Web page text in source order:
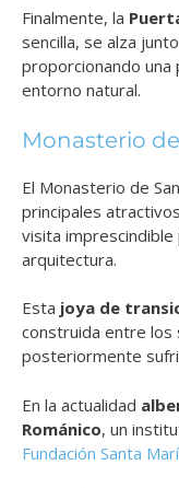
Finalmente, la
sencilla, se alza
proporcionando una
entorno natural.
Monasterio
El Monasterio de
principales
visita
arquitectura.
Esta joya de
construida entre los
posteriormente
En la actualidad
Románico, un
Fundación Santa